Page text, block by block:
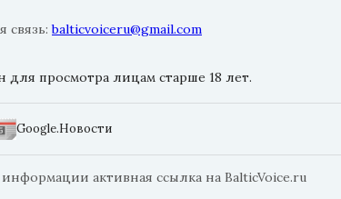
связь:balticvoiceru@gmail.com
для просмотра лицам старше 18 лет.
Google.Новости
активная ссылка на BalticVoice.ru